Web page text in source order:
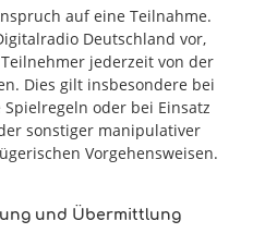
auf eine Teilnahme.
Deutschland vor,
jederzeit von der
Dies gilt insbesondere bei
oder bei Einsatz
sonstiger manipulativer
Vorgehensweisen.
und Übermittlung